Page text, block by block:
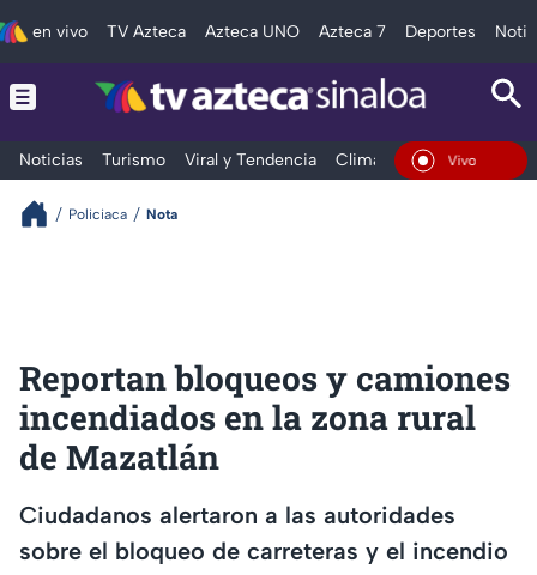
en vivo TV Azteca Azteca UNO Azteca 7 Deportes
Noticias Turismo Viral y Tendencia Clima Deportes
En Vivo
Policiaca Nota
Reportan bloqueos y camiones
incendiados en la zona rural
de Mazatlán
Ciudadanos alertaron a las autoridades
sobre el bloqueo de carreteras y el incendio